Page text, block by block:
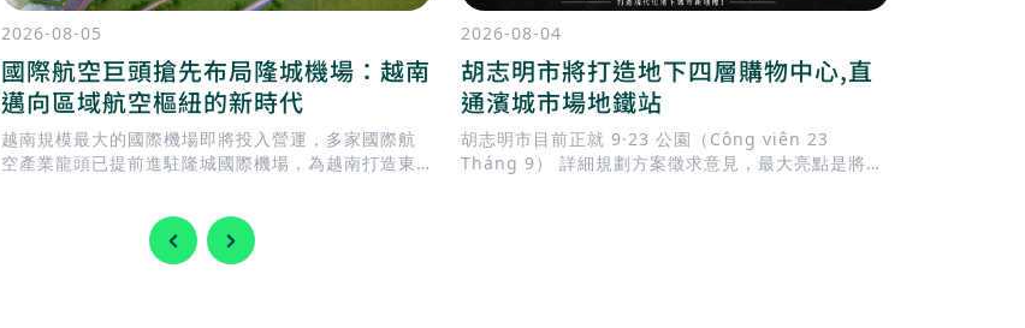
2026-08-05
國際航空巨頭搶先布局隆城機場：越南
邁向區域航空樞紐的新時代
越南規模最大的國際機場即將投入營運，多家國際航
空產業龍頭已提前進駐隆城國際機場，為越南打造東
2026-08-04
胡志明市將打造地下四層購物中心,直
通濱城市場地鐵站
胡志明市目前正就 9·23 公園（Công viên 23
Tháng 9） 詳細規劃方案徵求意見，最大亮點是將興